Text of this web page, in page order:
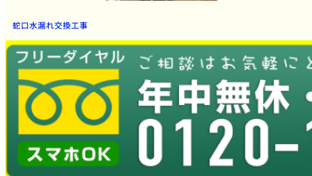
蛇口水漏れ交換工事
とても良かったです。